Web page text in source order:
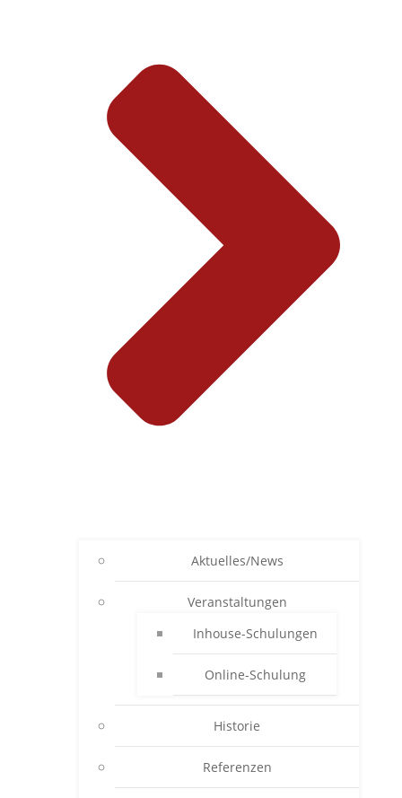
Aktuelles/News
Veranstaltungen
Inhouse-Schulungen
Online-Schulung
Historie
Referenzen